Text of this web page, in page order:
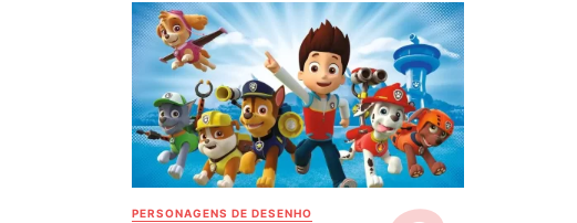
PERSONAGENS DE DESENHO